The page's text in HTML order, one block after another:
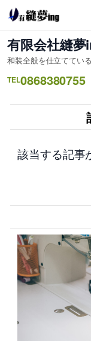
内
容
を
ス
キ
ッ
有限会社縫夢
和装全般を仕立ててい
TEL0868380755
該当する記事